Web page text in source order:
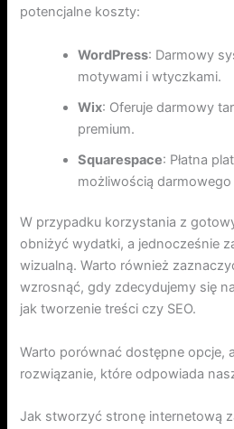
potencjalne koszty:
WordPress: Darmowy
motywami i wtyczkami.
Wix: Oferuje darmowy
premium.
Squarespace: Płatna
możliwością
W przypadku korzystania z
obniżyć wydatki, a jednocześnie
wizualną. Warto również
wzrosnąć, gdy zdecydujemy się
jak tworzenie treści czy SEO.
Warto porównać dostępne opcje,
rozwiązanie, które odpowiada
Jak stworzyć stronę internetową